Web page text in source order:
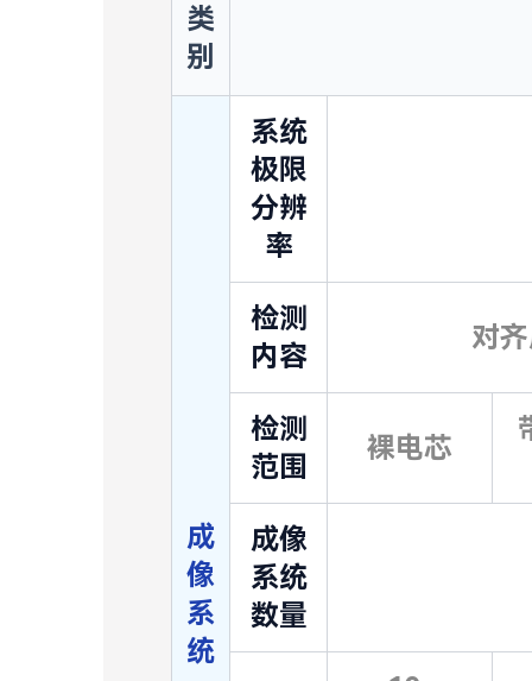
类
别
成
像
系
统
系统
极限
分辨
率
检测
内容
对
检测
范围
裸电芯
成像
系统
数量